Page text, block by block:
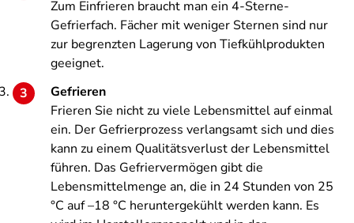
Zum Einfrieren braucht man ein 4-Sterne-
Gefrierfach. Fächer mit weniger Sternen sind nur
zur begrenzten Lagerung von Tiefkühlprodukten
geeignet.
Gefrieren
Frieren Sie nicht zu viele Lebensmittel auf einmal
ein. Der Gefrierprozess verlangsamt sich und dies
kann zu einem Qualitätsverlust der Lebensmittel
führen. Das Gefriervermögen gibt die
Lebensmittelmenge an, die in 24 Stunden von 25
°C auf –18 °C heruntergekühlt werden kann. Es